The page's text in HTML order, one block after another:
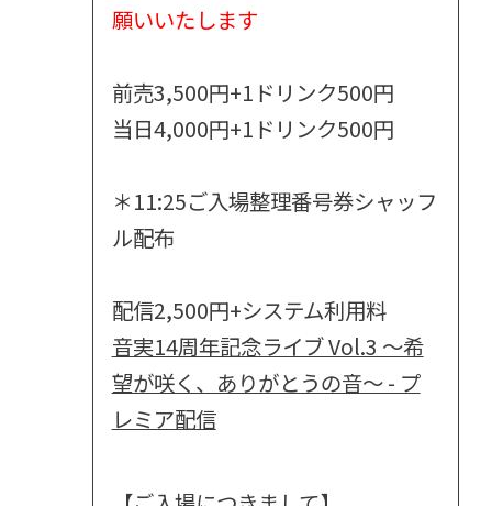
願いいたします
前売3,500円+1ドリンク500円
当日4,000円+1ドリンク500円
＊11:25ご入場整理番号券シャッフ
ル配布
配信2,500円+システム利用料
音実14周年記念ライブ Vol.3 ～希
望が咲く、ありがとうの音～ - プ
レミア配信